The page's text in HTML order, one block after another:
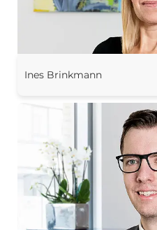
Ines Brinkmann